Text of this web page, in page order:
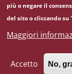
più o negare il
del sito o cliccando
Maggiori
Accetto No,